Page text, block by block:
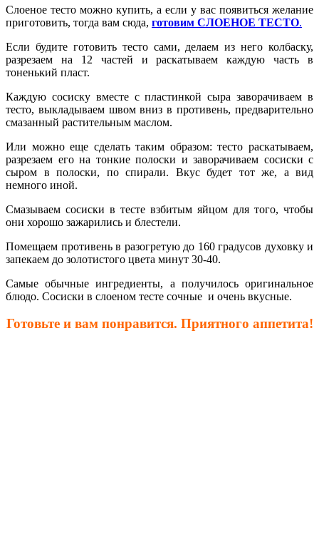
Слоеное тесто можно купить, а если у вас появиться желание
приготовить, тогда вам сюда, готовим СЛОЕНОЕ ТЕСТО.
Если будите готовить тесто сами, делаем из него колбаску,
разрезаем на 12 частей и раскатываем каждую часть в
тоненький пласт.
Каждую сосиску вместе с пластинкой сыра заворачиваем в
тесто, выкладываем швом вниз в противень, предварительно
смазанный растительным маслом.
Или можно еще сделать таким образом: тесто раскатываем,
разрезаем его на тонкие полоски и заворачиваем сосиски с
сыром в полоски, по спирали. Вкус будет тот же, а вид
немного иной.
Смазываем сосиски в тесте взбитым яйцом для того, чтобы
они хорошо зажарились и блестели.
Помещаем противень в разогретую до 160 градусов духовку и
запекаем до золотистого цвета минут 30-40.
Самые обычные ингредиенты, а получилось оригинальное
блюдо. Сосиски в слоеном тесте сочные и очень вкусные.
Готовьте и вам понравится. Приятного аппетита!